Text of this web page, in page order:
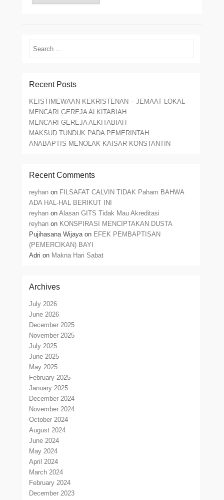
Search
Recent Posts
KEISTIMEWAAN KEKRISTENAN – JEMAAT LOKAL
MENCARI GEREJA ALKITABIAH
MENCARI GEREJA ALKITABIAH
MAKSUD TUNDUK PADA PEMERINTAH
ANABAPTIS MENOLAK KAISAR KONSTANTIN
Recent Comments
reyhan on FILSAFAT CALVIN TIDAK Paham BAHWA
ADA HAL-HAL BERIKUT INI
reyhan onAlasan GITS Tidak Mau Akreditasi
reyhan on KONSPIRASI MENCIPTAKAN DUSTA
Pujihasana Wijayaon EFEK PEMBAPTISAN
(PEMERCIKAN) BAYI
Adri on Makna Hari Sabat
Archives
July 2026
June 2026
December 2025
November 2025
July 2025
June 2025
May 2025
February 2025
January 2025
December 2024
November 2024
October 2024
August 2024
June 2024
May 2024
April 2024
March 2024
February 2024
December 2023